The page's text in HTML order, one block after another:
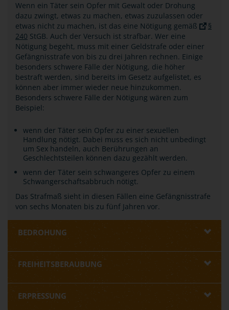
Wenn ein Täter sein Opfer mit Gewalt oder Drohung
dazu zwingt, etwas zu machen, etwas zuzulassen oder
etwas nicht zu machen, ist das eine Nötigung gemäß
§
240 StGB. Auch der Versuch ist strafbar. Wer eine
Nötigung begeht, muss mit einer Geldstrafe oder einer
Gefängnisstrafe von bis zu drei Jahren rechnen. Einige
besonders schwere Fälle der Nötigung, die höher
bestraft werden, sind bereits im Gesetz aufgelistet, es
können aber immer wieder neue hinzukommen.
Besonders schwere Fälle der Nötigung wären zum
Beispiel:
wenn der Täter sein Opfer zu einer sexuellen
Handlung nötigt. Dabei muss es sich nicht unbedingt
um Sex handeln, auch Berührungen an
Geschlechtsteilen können dazu gezählt werden.
wenn der Täter sein schwangeres Opfer zu einem
Schwangerschaftsabbruch nötigt.
Das Strafmaß sieht in diesen Fällen eine Gefängnisstrafe
von sechs Monaten bis zu fünf Jahren vor.
BEDROHUNG
FREIHEITSBERAUBUNG
ERPRESSUNG